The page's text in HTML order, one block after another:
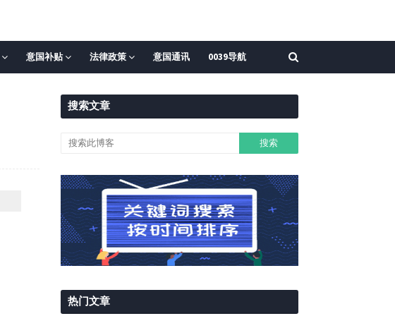
意国补贴 法律政策 意国通讯 0039导航
搜索文章
热门文章